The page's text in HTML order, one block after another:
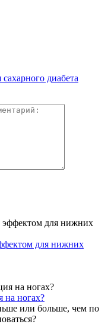
диабета
для нижних
на ногах?